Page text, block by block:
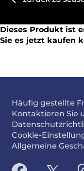
Dieses Produkt ist
Sie es jetzt kaufen
Häufig gestellte
Kontaktieren Sie
Cookie-
Allgemeine